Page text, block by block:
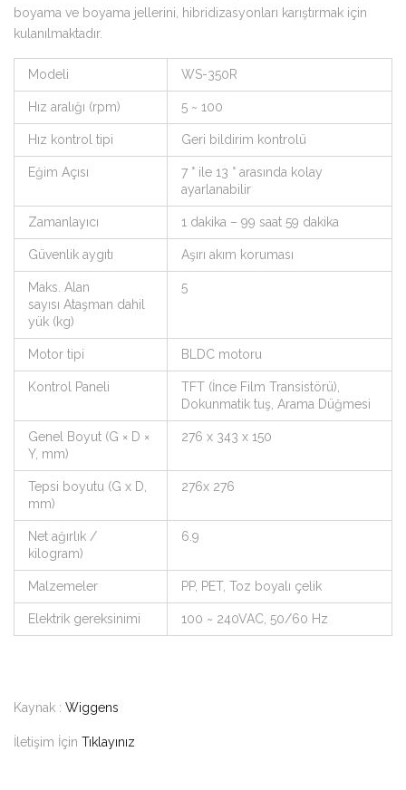
boyama ve boyama jellerini, hibridizasyonları karıştırmak için
kulanılmaktadır.
Modeli WS-350R
Hız aralığı (rpm) 5 ~ 100
Hız kontrol tipi Geri bildirim kontrolü
Eğim Açısı
7 ° ile 13 ° arasında kolay
ayarlanabilir
Zamanlayıcı 1 dakika – 99 saat 59 dakika
Güvenlik aygıtı Aşırı akım koruması
Maks. Alan
sayısı Ataşman dahil
yük (kg)
5
Motor tipi BLDC motoru
Kontrol Paneli
TFT (İnce Film Transistörü),
Dokunmatik tuş, Arama Düğmesi
Genel Boyut (G × D ×
Y, mm)
276 x 343 x 150
Tepsi boyutu (G x D,
mm)
276x 276
Net ağırlık /
kilogram)
6.9
Malzemeler PP, PET, Toz boyalı çelik
Elektrik gereksinimi 100 ~ 240VAC, 50/60 Hz
Kaynak : Wiggens
İletişim İçin Tıklayınız